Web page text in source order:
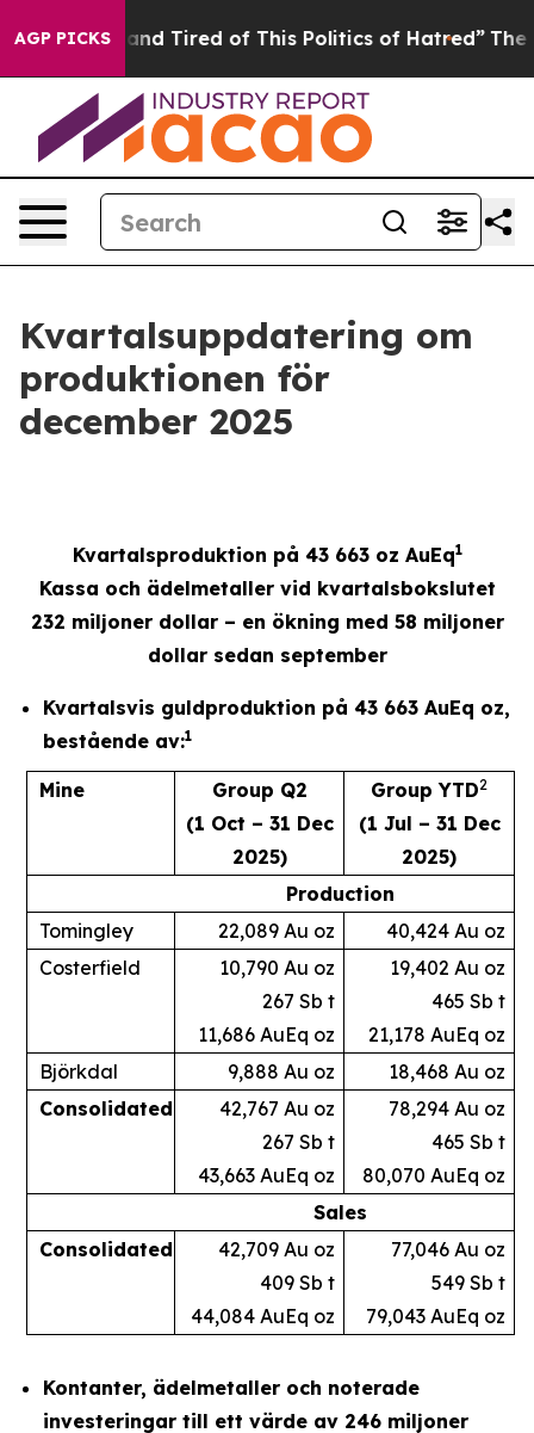
AGP PICKS
and Tired of This Politics of Hatred” The Story
Kvartalsuppdatering om
produktionen för
december 2025
Kvartalsproduktion på 43 663 oz AuEq1
Kassa och ädelmetaller vid kvartalsbokslutet
232 miljoner dollar – en ökning med 58 miljoner
dollar sedan september
Kvartalsvis guldproduktion på 43 663 AuEq oz,
bestående av:1
Mine
Group Q2
(1 Oct – 31 Dec
2025)
Group YTD2
(1 Jul – 31 Dec
2025)
Production
Tomingley
22,089 Au oz
40,424 Au oz
Costerfield
10,790 Au oz
267 Sb t
11,686 AuEq oz
19,402 Au oz
465 Sb t
21,178 AuEq oz
Björkdal
9,888 Au oz
18,468 Au oz
Consolidated
42,767 Au oz
267 Sb t
43,663 AuEq oz
78,294 Au oz
465 Sb t
80,070 AuEq oz
Sales
Consolidated
42,709 Au oz
409 Sb t
44,084 AuEq oz
77,046 Au oz
549 Sb t
79,043 AuEq oz
Kontanter, ädelmetaller och noterade
investeringar till ett värde av 246 miljoner